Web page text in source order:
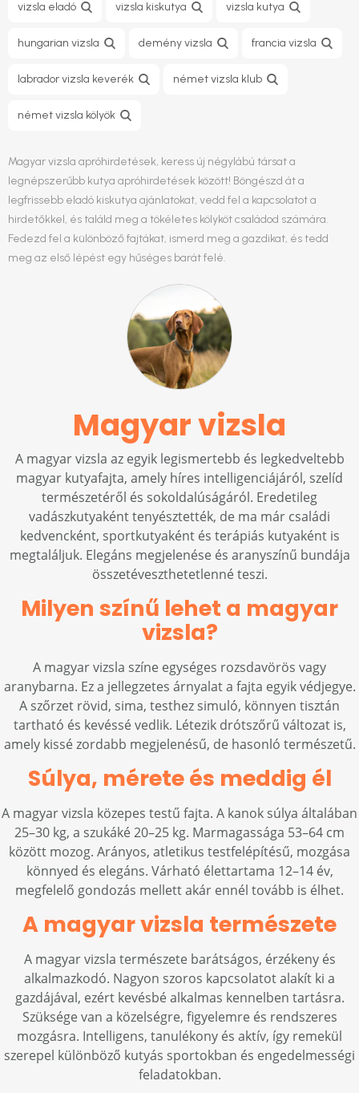
vizsla eladó vizsla kiskutya vizsla kutya
hungarian vizsla demény vizsla francia vizsla
labrador vizsla keverék német vizsla klub
német vizsla kölyök
Magyar vizsla apróhirdetések, keress új négylábú társat a
legnépszerűbb kutya apróhirdetések között! Böngészd át a
legfrissebb eladó kiskutya ajánlatokat, vedd fel a kapcsolatot a
hirdetőkkel, és találd meg a tökéletes kölyköt családod számára.
Fedezd fel a különböző fajtákat, ismerd meg a gazdikat, és tedd
meg az első lépést egy hűséges barát felé.
Magyar vizsla
A magyar vizsla az egyik legismertebb és legkedveltebb
magyar kutyafajta, amely híres intelligenciájáról, szelíd
természetéről és sokoldalúságáról. Eredetileg
vadászkutyaként tenyésztették, de ma már családi
kedvencként, sportkutyaként és terápiás kutyaként is
megtaláljuk. Elegáns megjelenése és aranyszínű bundája
összetéveszthetetlenné teszi.
Milyen színű lehet a magyar
vizsla?
A magyar vizsla színe egységes rozsdavörös vagy
aranybarna. Ez a jellegzetes árnyalat a fajta egyik védjegye.
A szőrzet rövid, sima, testhez simuló, könnyen tisztán
tartható és kevéssé vedlik. Létezik drótszőrű változat is,
amely kissé zordabb megjelenésű, de hasonló természetű.
Súlya, mérete és meddig él
A magyar vizsla közepes testű fajta. A kanok súlya általában
25–30 kg, a szukáké 20–25 kg. Marmagassága 53–64 cm
között mozog. Arányos, atletikus testfelépítésű, mozgása
könnyed és elegáns. Várható élettartama 12–14 év,
megfelelő gondozás mellett akár ennél tovább is élhet.
A magyar vizsla természete
A magyar vizsla természete barátságos, érzékeny és
alkalmazkodó. Nagyon szoros kapcsolatot alakít ki a
gazdájával, ezért kevésbé alkalmas kennelben tartásra.
Szüksége van a közelségre, figyelemre és rendszeres
mozgásra. Intelligens, tanulékony és aktív, így remekül
szerepel különböző kutyás sportokban és engedelmességi
feladatokban.